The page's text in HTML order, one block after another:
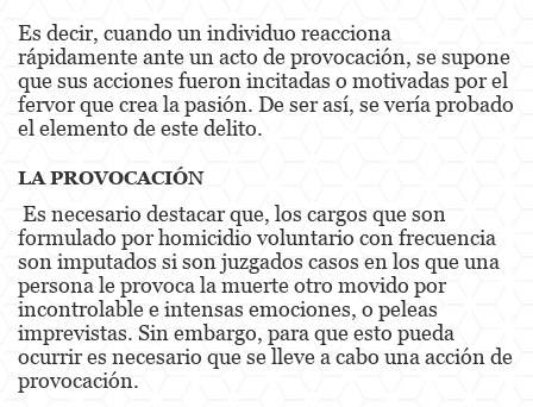
DUI Causando Lesiones
DUI con Pasajeros Menores de 14 Años
DUI en Menores de Edad
Leyes de DUI en el Estado de California
Segunda Ofensa de DUI
Tercera Ofensa de DUI
Delitos Violentos
Es decir, cuando un individuo reacciona
rápidamente ante un acto de provocación, se supone
que sus acciones fueron incitadas o motivadas por el
fervor que crea la pasión. De ser así, se vería probado
el elemento de este delito.
LA PROVOCACIÓN
Es necesario destacar que, los cargos que son
formulado por homicidio voluntario con frecuencia
son imputados si son juzgados casos en los que una
persona le provoca la muerte otro movido por
incontrolable e intensas emociones, o peleas
imprevistas. Sin embargo, para que esto pueda
ocurrir es necesario que se lleve a cabo una acción de
provocación.